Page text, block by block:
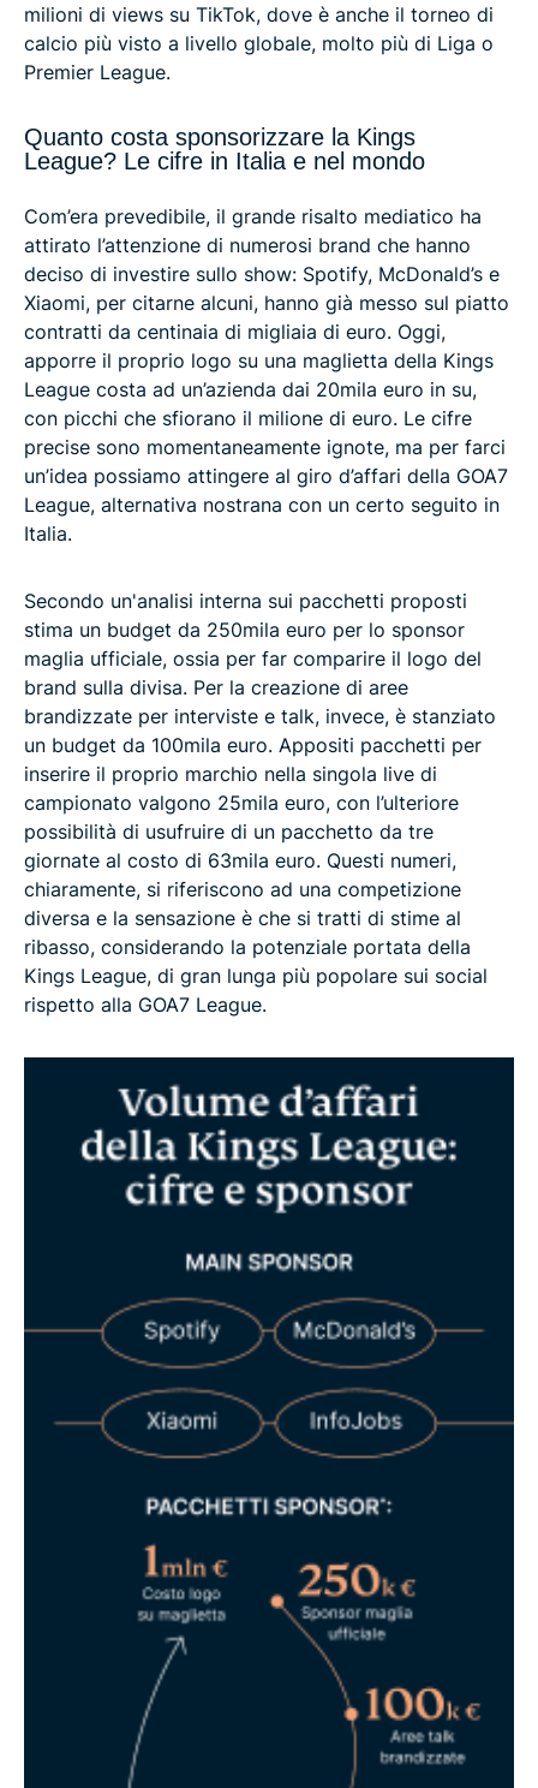
milioni di views su TikTok, dove è anche il torneo di
calcio più visto a livello globale, molto più di Liga o
Premier League.
Quanto costa sponsorizzare la Kings
League? Le cifre in Italia e nel mondo
Com’era prevedibile, il grande risalto mediatico ha
attirato l’attenzione di numerosi brand che hanno
deciso di investire sullo show: Spotify, McDonald’s e
Xiaomi, per citarne alcuni, hanno già messo sul piatto
contratti da centinaia di migliaia di euro. Oggi,
apporre il proprio logo su una maglietta della Kings
League costa ad un’azienda dai 20mila euro in su,
con picchi che sfiorano il milione di euro. Le cifre
precise sono momentaneamente ignote, ma per farci
un’idea possiamo attingere al giro d’affari della GOA7
League, alternativa nostrana con un certo seguito in
Italia.
Secondo un'analisi interna sui pacchetti proposti
stima un budget da 250mila euro per lo sponsor
maglia ufficiale, ossia per far comparire il logo del
brand sulla divisa. Per la creazione di aree
brandizzate per interviste e talk, invece, è stanziato
un budget da 100mila euro. Appositi pacchetti per
inserire il proprio marchio nella singola live di
campionato valgono 25mila euro, con l’ulteriore
possibilità di usufruire di un pacchetto da tre
giornate al costo di 63mila euro. Questi numeri,
chiaramente, si riferiscono ad una competizione
diversa e la sensazione è che si tratti di stime al
ribasso, considerando la potenziale portata della
Kings League, di gran lunga più popolare sui social
rispetto alla GOA7 League.